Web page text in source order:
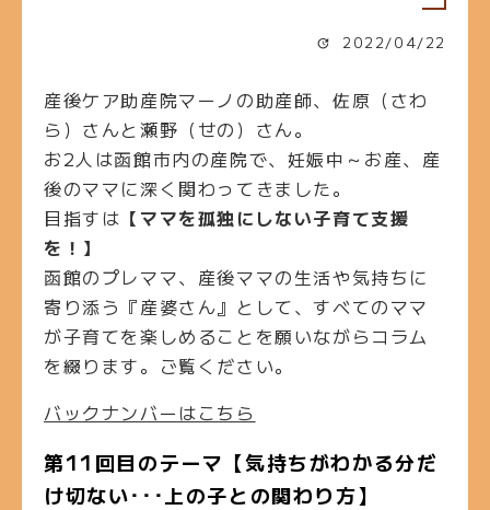
2022/04/22
産後ケア助産院マーノの助産師、佐原（さわ
ら）さんと瀬野（せの）さん。
お2人は函館市内の産院で、妊娠中～お産、産
後のママに深く関わってきました。
目指すは 【ママを孤独にしない子育て支援
を！】
函館のプレママ、産後ママの生活や気持ちに
寄り添う『産婆さん』として、すべてのママ
が子育てを楽しめることを願いながらコラム
を綴ります。ご覧ください。
バックナンバーはこちら
第11 回目のテーマ【気持ちがわかる分だ
け切ない･･･上の子との関わり方】